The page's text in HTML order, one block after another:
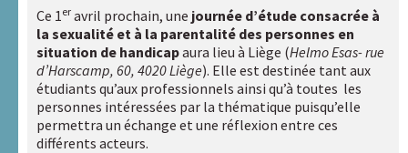
propos
Poser
une
question
Echange
d’outils et
Ce 1 er avril prochain, une journée d’étude consacrée à
la sexualité et à la parentalité des personnes en
situation de handicapaura lieu à Liège (Helmo Esas- rue
d’Harscamp, 60, 4020 Liège). Elle est destinée tant aux
étudiants qu’aux professionnels ainsi qu’à toutes les
personnes intéressées par la thématique puisqu’elle
permettra un échange et une réflexion entre ces
différents acteurs.